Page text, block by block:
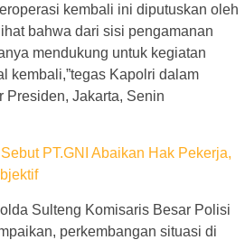
kembali ini diputuskan oleh
bahwa dari sisi pengamanan
mendukung untuk kegiatan
kembali,”tegas Kapolri dalam
Presiden, Jakarta, Senin
PT.GNI Abaikan Hak Pekerja,
Sulteng Komisaris Besar Polisi
perkembangan situasi di